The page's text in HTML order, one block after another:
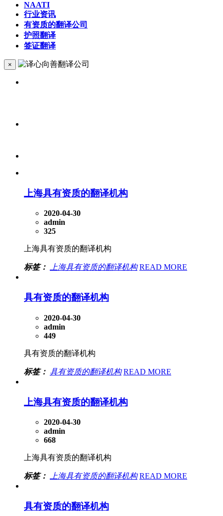
NAATI
行业资讯
有资质的翻译公司
护照翻译
签证翻译
×
上海具有资质的翻译机构
2020-04-30
admin
325
上海具有资质的翻译机构
标签： 上海具有资质的翻译机构 READ MORE
具有资质的翻译机构
2020-04-30
admin
449
具有资质的翻译机构
标签： 具有资质的翻译机构 READ MORE
上海具有资质的翻译机构
2020-04-30
admin
668
上海具有资质的翻译机构
标签： 上海具有资质的翻译机构 READ MORE
具有资质的翻译机构